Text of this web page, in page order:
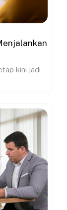
kini jadi